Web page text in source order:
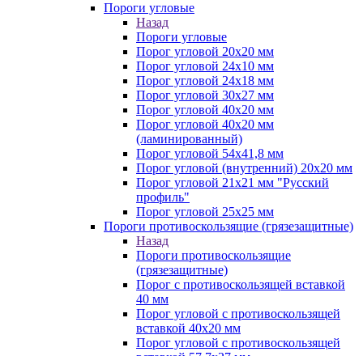
Пороги угловые
Назад
Пороги угловые
Порог угловой 20х20 мм
Порог угловой 24х10 мм
Порог угловой 24х18 мм
Порог угловой 30х27 мм
Порог угловой 40х20 мм
Порог угловой 40х20 мм
(ламинированный)
Порог угловой 54х41,8 мм
Порог угловой (внутренний) 20х20 мм
Порог угловой 21х21 мм "Русский
профиль"
Порог угловой 25х25 мм
Пороги противоскользящие (грязезащитные)
Назад
Пороги противоскользящие
(грязезащитные)
Порог с противоскользящей вставкой
40 мм
Порог угловой с противоскользящей
вставкой 40х20 мм
Порог угловой с противоскользящей